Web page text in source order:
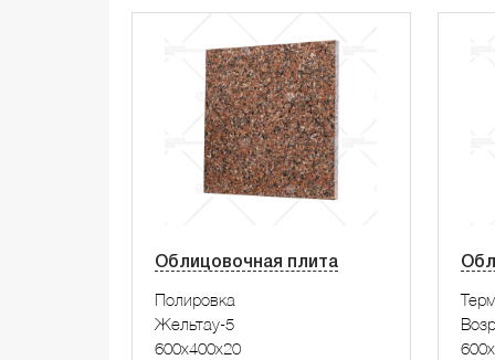
Облицовочная плита
Полировка
Жельтау-5
600x400x20